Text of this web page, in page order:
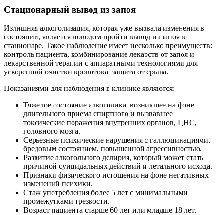
Стационарный вывод из запоя
Излишняя алкоголизация, которая уже вызвала изменения в
состоянии, является поводом пройти вывод из запоя в
стационаре. Такое наблюдение имеет несколько преимуществ:
контроль пациента, комбинирование лекарств от запоя и
лекарственной терапии с аппаратными технологиями для
ускоренной очистки кровотока, защита от срыва.
Показаниями для наблюдения в клинике являются:
Тяжелое состояние алкоголика, возникшее на фоне
длительного приема спиртного и вызвавшее
токсические поражения внутренних органов, ЦНС,
головного мозга.
Серьезные психические нарушения с галлюцинациями,
бредовым состоянием, повышенной агрессивностью.
Развитие алкогольного делирия, который может стать
причиной суицидальных действий и летального исхода.
Признаки физического истощения на фоне негативных
изменений психики.
Стаж употребления более 5 лет с минимальными
промежутками трезвости.
Возраст пациента старше 60 лет или младше 18 лет.